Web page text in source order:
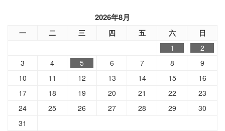
2026年8月
一 二 三 四 五 六 日
1
2
3
4 5 6 7 8
9
10
11 12 13 14 15
16
17
18 19 20 21 22
23
24
25 26 27 28 29
30
31